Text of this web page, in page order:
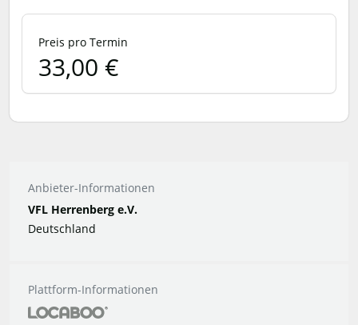
Preis pro Termin
33,00 €
Anbieter-Informationen
VFL Herrenberg e.V.
Deutschland
Plattform-Informationen